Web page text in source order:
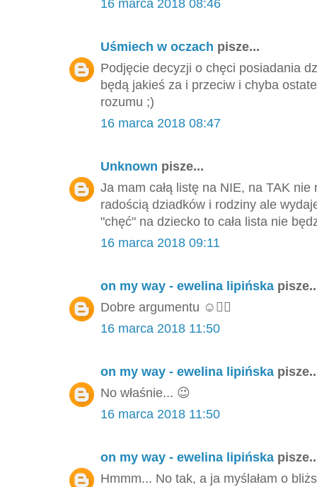
16 marca 2018 08:46
Uśmiech w oczach pisze...
Podjęcie decyzji o chęci posiadania
będą jakieś za i przeciw i chyba
rozumu ;)
16 marca 2018 08:47
Unknown pisze...
Ja mam całą listę na NIE, na TAK
radością dziadków i rodziny ale
"chęć" na dziecko to cała lista nie
16 marca 2018 09:11
on my way - ewelina lipińska
Dobre argumentu ☺️👌🏻
16 marca 2018 11:50
on my way - ewelina lipińska
No właśnie... 😉
16 marca 2018 11:50
on my way - ewelina lipińska
Hmmm... No tak, a ja myślałam o